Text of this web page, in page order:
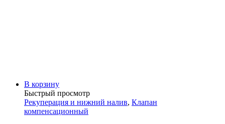
В корзину
Быстрый просмотр
Рекуперация и нижний налив, Клапан
компенсационный